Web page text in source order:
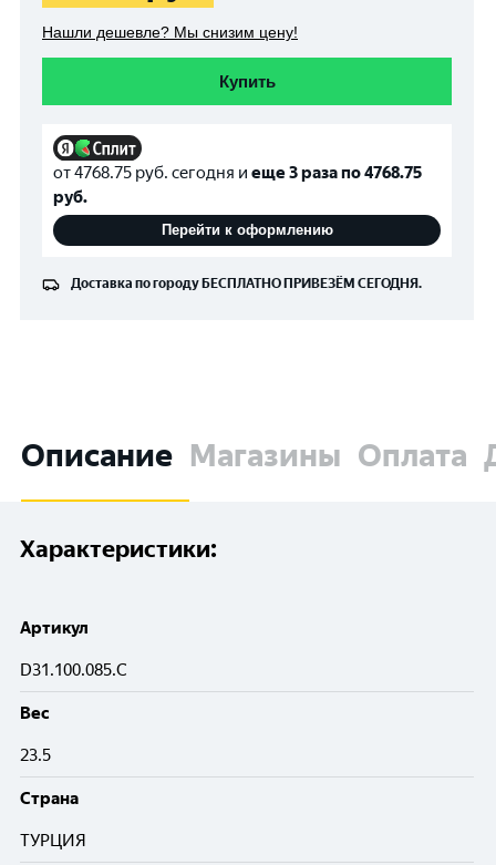
Нашли дешевле? Мы снизим цену!
Купить
от4768.75 руб. сегодня и еще 3 раза по4768.75
руб.
Перейти к оформлению
Доставка по городуБЕСПЛАТНОПРИВЕЗЁМ СЕГОДНЯ.
Описание Магазины Оплата
Характеристики:
Артикул
D31.100.085.C
Вес
23.5
Cтрана
ТУРЦИЯ